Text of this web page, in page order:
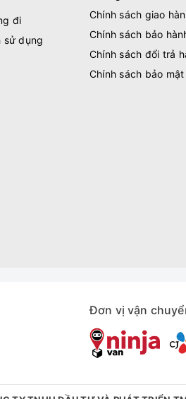
đi
sử dụng
Chính sách giao
Chính sách bảo
Chính sách đổi trả
Chính sách bảo mật
Đơn vị vận